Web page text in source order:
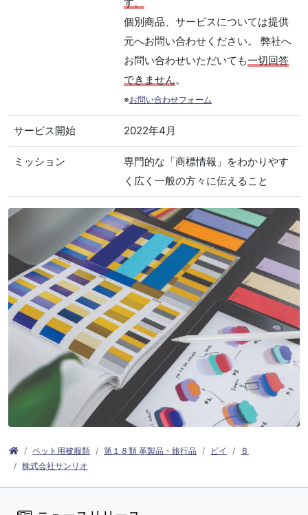
個別商品、サービスについては提供
元へお問い合わせください。 弊社へ
お問い合わせいただいても一切回答
できません。
※お問い合わせフォーム
サービス開始 2022年4月
ミッション
専門的な「商標情報」をわかりやす
く広く一般の方々に伝えること
ペット用被服類 第１８類 革製品・旅行品 ビイ
Ｂ
株式会社サンリオ